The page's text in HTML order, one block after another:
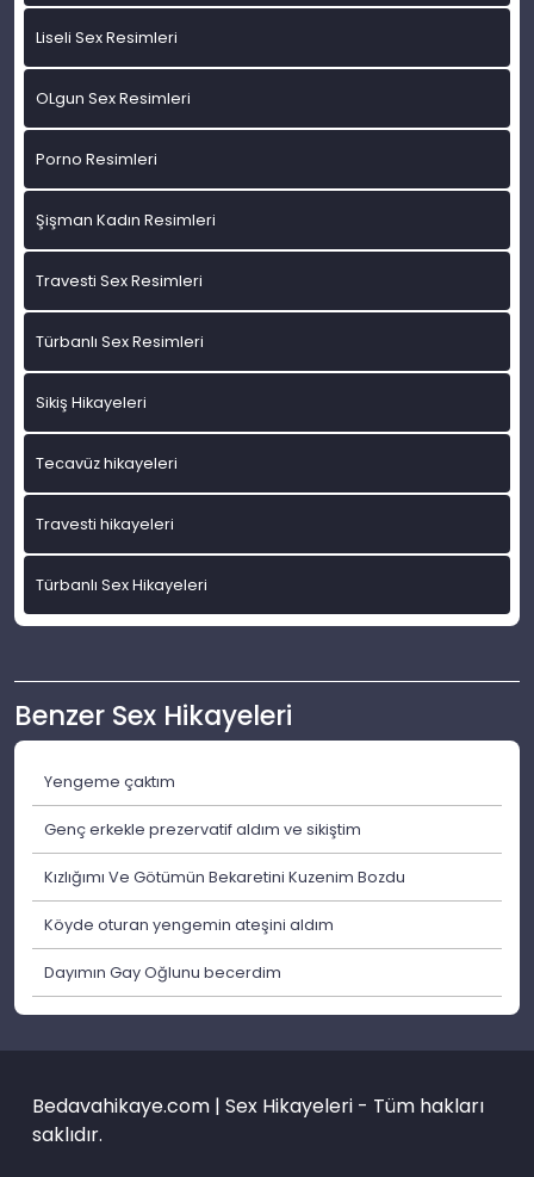
Liseli Sex Resimleri
OLgun Sex Resimleri
Porno Resimleri
Şişman Kadın Resimleri
Travesti Sex Resimleri
Türbanlı Sex Resimleri
Sikiş Hikayeleri
Tecavüz hikayeleri
Travesti hikayeleri
Türbanlı Sex Hikayeleri
Benzer Sex Hikayeleri
Yengeme çaktım
Genç erkekle prezervatif aldım ve sikiştim
Kızlığımı Ve Götümün Bekaretini Kuzenim Bozdu
Köyde oturan yengemin ateşini aldım
Dayımın Gay Oğlunu becerdim
Bedavahikaye.com | Sex Hikayeleri - Tüm hakları
saklıdır.